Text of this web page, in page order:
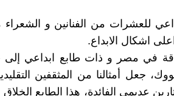
للعشرات من الفنانين و
اعلى اشكال الابداع.
في مصر و ذات طابع ابداعي إلى
جعل أمثالنا من المثقفين
عديمي الفائدة، هذا الطابع